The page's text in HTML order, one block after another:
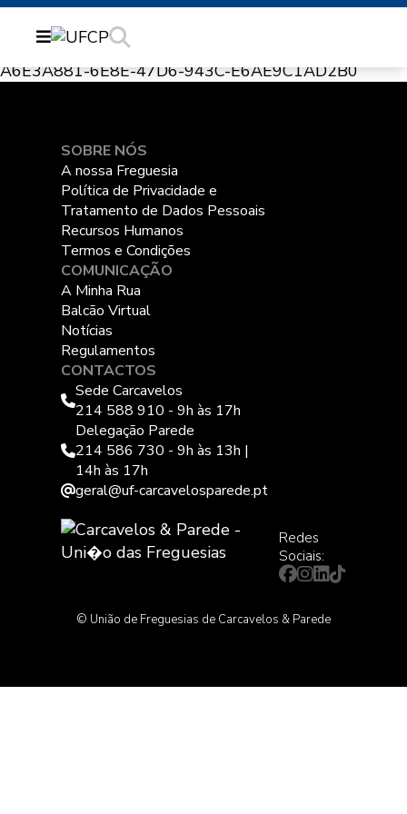
A6E3A881-6E8E-47D6-943C-E6AE9C1AD2B0
SOBRE NÓS
A nossa Freguesia
Política de Privacidade e
Tratamento de Dados Pessoais
Recursos Humanos
Termos e Condições
COMUNICAÇÃO
A Minha Rua
Balcão Virtual
Notícias
Regulamentos
CONTACTOS
Sede Carcavelos
214 588 910 - 9h às 17h
Delegação Parede
214 586 730 - 9h às 13h |
14h às 17h
geral@uf-carcavelosparede.pt
© União de Freguesias de Carcavelos & Parede
Redes
Sociais: